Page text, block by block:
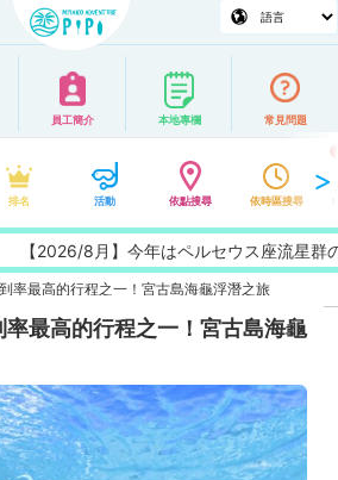
員工簡介 本地專欄 常見問題
排名 活動 依點搜尋 依時區搜尋
8月】今年はペルセウス座流星群の特大
率最高的行程之一！宮古島海龜浮潛之旅
最高的行程之一！宮古島海龜